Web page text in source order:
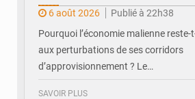
6 août 2026
Publié à 22h38
Pourquoi l’économie malienne reste-
aux perturbations de ses corridors
d’approvisionnement ? Le…
SAVOIR PLUS